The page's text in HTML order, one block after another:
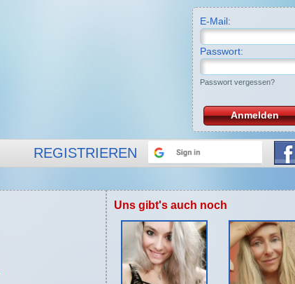
E-Mail:
Passwort:
Passwort vergessen?
Anmelden
REGISTRIEREN
Uns gibt's auch noch